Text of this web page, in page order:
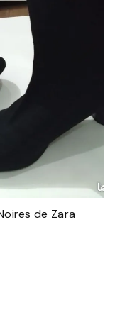
de Zara